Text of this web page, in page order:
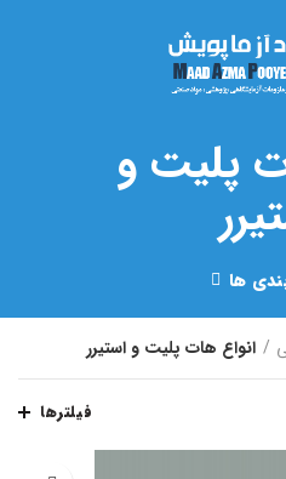
پلیت و
ها
انواع هات پلیت و استیرر
فیلترها